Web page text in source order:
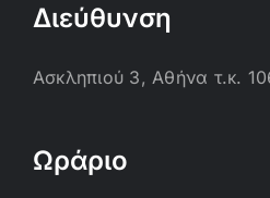
Διεύθυνση
Ασκληπιού 3, Αθήνα τ.κ.
Ωράριο